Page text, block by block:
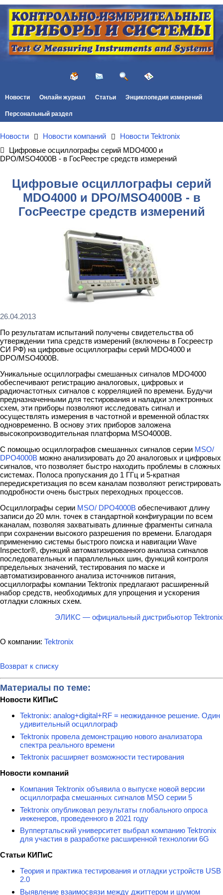
Новости Онлайн журнал Статьи Энциклопедия измерений
Персональный раздел
Новости Новости компаний
Новости Tektronix
Цифровые осциллографы серий MDO4000 и
DPO/MSO4000B - в ГосРеестре средств измерений
Цифровые осциллографы серий
MDO4000 и DPO/MSO4000B - в
ГосРеестре средств измерений
26.04.2013
По результатам испытаний получены свидетельства об
утверждении типа средств измерений (включены в Госреестр
СИ РФ) на цифровые осциллографы серий MDO4000 и
DPO/MSO4000B.
Уникальные осциллографы смешанных сигналов MDO4000
обеспечивают регистрацию аналоговых, цифровых и
радиочастотных сигналов с корреляцией по времени. Будучи
предназначенными для тестирования и наладки электронных
схем, эти приборы позволяют исследовать сигнал и
осуществлять измерения в частотной и временной областях
одновременно. В основу этих приборов заложена
высокопроизводительная платформа MSO4000B.
С помощью осциллографов смешанных сигналов серии MSO/
DPO4000B можно анализировать до 20 аналоговых и цифровых
сигналов, что позволяет быстро находить проблемы в сложных
системах. Полоса пропускания до 1 ГГц и 5-кратная
передискретизация по всем каналам позволяют регистрировать
подробности очень быстрых переходных процессов.
Осциллографы серии MSO/ DPO4000B обеспечивают длину
записи до 20 млн. точек в стандартной конфигурации по всем
каналам, позволяя захватывать длинные фрагменты сигнала
при сохранении высокого разрешения по времени. Благодаря
применению системы быстрого поиска и навигации Wave
Inspector®, функций автоматизированного анализа сигналов
последовательных и параллельных шин, функций контроля
предельных значений, тестирования по маске и
автоматизированного анализа источников питания,
осциллографы компании Tektronix предлагают расширенный
набор средств, необходимых для упрощения и ускорения
отладки сложных схем.
ЭЛИКС — официальный дистрибьютор Tektronix
О компании: Tektronix
Возврат к списку
Материалы по теме:
Новости КИПиС
Tektronix: analog+digital+RF = неожиданное решение. Один
удивительный осциллограф
Tektronix провела демонстрацию нового анализатора
спектра реального времени
Tektronix расширяет возможности тестирования
Новости компаний
Компания Tektronix объявила о выпуске новой версии
осциллографа смешанных сигналов MSO серии 5
Tektronix опубликовал результаты глобального опроса
инженеров, проведенного в 2021 году
Вуппертальский университет выбрал компанию Tektronix
для участия в разработке расширенной технологии 6G
Статьи КИПиС
Теория и практика тестирования и отладки устройств USB
2.0
Выявление взаимосвязи между джиттером и шумом